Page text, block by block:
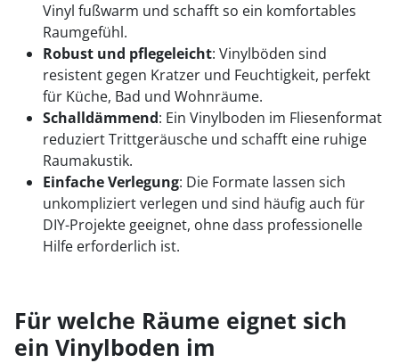
Vinyl fußwarm und schafft so ein komfortables
Raumgefühl.
Robust und pflegeleicht: Vinylböden sind
resistent gegen Kratzer und Feuchtigkeit, perfekt
für Küche, Bad und Wohnräume.
Schalldämmend: Ein Vinylboden im Fliesenformat
reduziert Trittgeräusche und schafft eine ruhige
Raumakustik.
Einfache Verlegung: Die Formate lassen sich
unkompliziert verlegen und sind häufig auch für
DIY-Projekte geeignet, ohne dass professionelle
Hilfe erforderlich ist.
Für welche Räume eignet sich
ein Vinylboden im